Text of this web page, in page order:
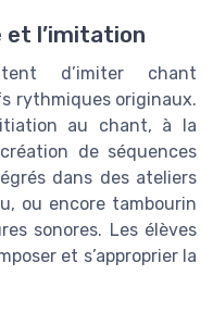
l’imitation
d’imiter chant
rythmiques originaux.
au chant, à la
de séquences
dans des ateliers
ou encore tambourin
sonores. Les élèves
et s’approprier la